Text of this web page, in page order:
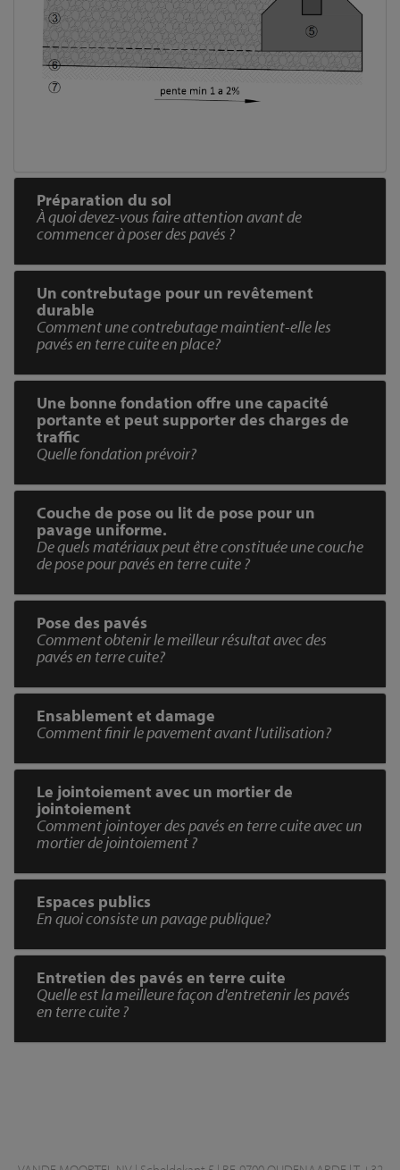
Préparation du sol
À quoi devez-vous faire attention avant de
commencer à poser des pavés ?
Un contrebutage pour un revêtement
durable
Comment une contrebutage maintient-elle les
pavés en terre cuite en place?
Une bonne fondation offre une capacité
portante et peut supporter des charges de
traffic
Quelle fondation prévoir?
Couche de pose ou lit de pose pour un
pavage uniforme.
De quels matériaux peut être constituée une couche
de pose pour pavés en terre cuite ?
Pose des pavés
Comment obtenir le meilleur résultat avec des
pavés en terre cuite?
Ensablement et damage
Comment finir le pavement avant l'utilisation?
Le jointoiement avec un mortier de
jointoiement
Comment jointoyer des pavés en terre cuite avec un
mortier de jointoiement ?
Espaces publics
En quoi consiste un pavage publique?
Entretien des pavés en terre cuite
Quelle est la meilleure façon d'entretenir les pavés
en terre cuite ?